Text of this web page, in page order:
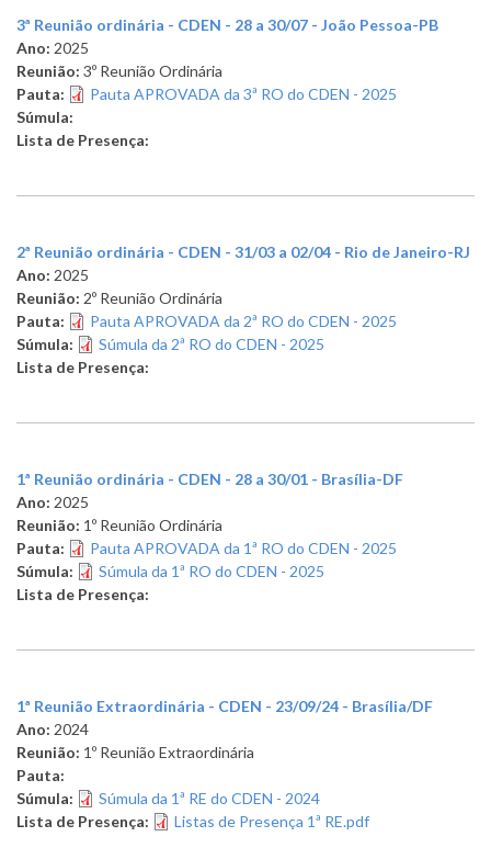
3ª Reunião ordinária - CDEN - 28 a 30/07 - João Pessoa-PB
Ano: 2025
Reunião: 3º Reunião Ordinária
Pauta:
Pauta APROVADA da 3ª RO do CDEN - 2025
Súmula:
Lista de Presença:
2ª Reunião ordinária - CDEN - 31/03 a 02/04 - Rio de Janeiro-RJ
Ano: 2025
Reunião: 2º Reunião Ordinária
Pauta:
Pauta APROVADA da 2ª RO do CDEN - 2025
Súmula:
Súmula da 2ª RO do CDEN - 2025
Lista de Presença:
1ª Reunião ordinária - CDEN - 28 a 30/01 - Brasília-DF
Ano: 2025
Reunião: 1º Reunião Ordinária
Pauta:
Pauta APROVADA da 1ª RO do CDEN - 2025
Súmula:
Súmula da 1ª RO do CDEN - 2025
Lista de Presença:
1ª Reunião Extraordinária - CDEN - 23/09/24 - Brasília/DF
Ano: 2024
Reunião: 1º Reunião Extraordinária
Pauta:
Súmula:
Súmula da 1ª RE do CDEN - 2024
Lista de Presença:
Listas de Presença 1ª RE.pdf